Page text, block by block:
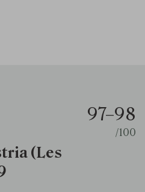
(Les
97–98
/100